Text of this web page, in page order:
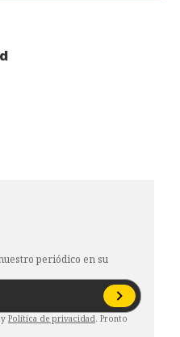
periódico en su
y Política de privacidad. Pronto